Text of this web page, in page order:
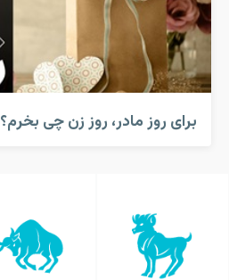
برای روز مادر، روز زن چی بخرم؟